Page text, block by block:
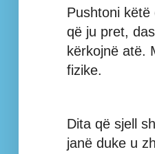
Pushtoni
që ju pret,
kërkojnë atë.
fizike.
Dita që sjell
janë duke u